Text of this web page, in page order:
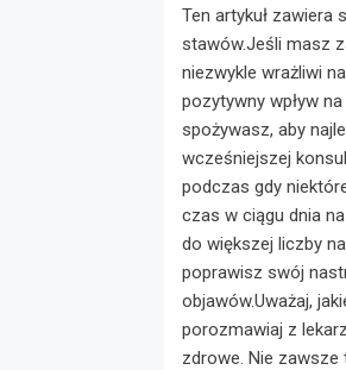
Ten artykuł
stawów.Jeśli masz
niezwykle wrażliwi
pozytywny wpływ
spożywasz, aby
wcześniejszej
podczas gdy
czas w ciągu dnia
do większej liczby
poprawisz swój
objawów.Uważaj,
porozmawiaj z
zdrowe. Nie